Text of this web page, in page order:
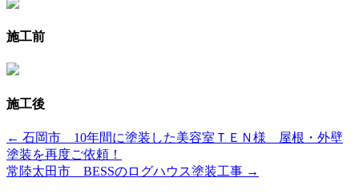
施工前
施工後
← 石岡市 10年間に塗装した美容室ＴＥＮ様 屋根・外壁
塗装を再度ご依頼！
常陸太田市 BESSのログハウス塗装工事 →